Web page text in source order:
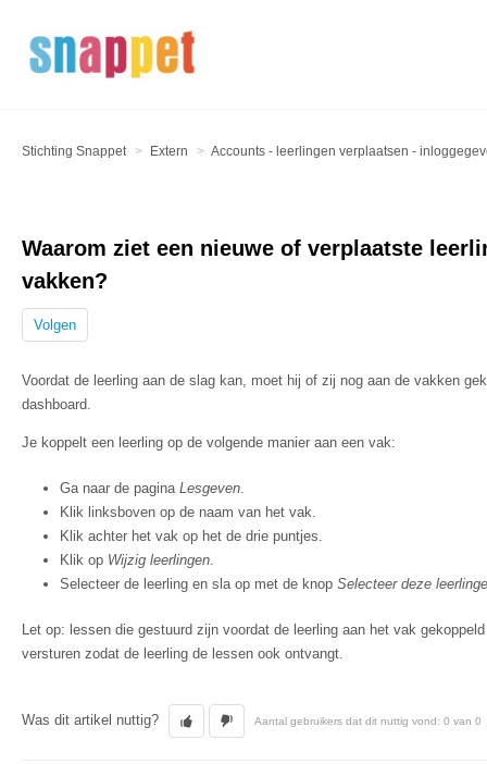
Stichting Snappet Extern Accounts - leerlingen verplaatsen -
Waarom ziet een nieuwe of verplaatste
vakken?
Volgen
Voordat de leerling aan de slag kan, moet hij of zij nog aan de vakken
dashboard.
Je koppelt een leerling op de volgende manier aan een vak:
Ga naar de pagina Lesgeven.
Klik linksboven op de naam van het vak.
Klik achter het vak op het de drie puntjes.
Klik op Wijzig leerlingen.
Selecteer de leerling en sla op met de knop Selecteer deze
Let op: lessen die gestuurd zijn voordat de leerling aan het vak
versturen zodat de leerling de lessen ook ontvangt.
Was dit artikel nuttig? Aantal gebruikers dat dit nuttig vond: 0 van 0